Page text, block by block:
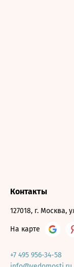
Контакты
127018, г. Москва,
На карте
+7 495 956-34-58